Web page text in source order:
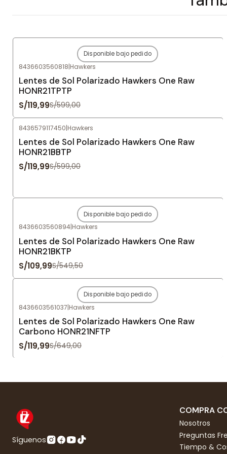
Agotado
Disponible bajo pedido
8436603560818|Hawkers
Lentes de Sol Polarizado Hawkers One Raw
HONR21TPTP
S/119,99S/599,00
8436579117450|Hawkers
Lentes de Sol Polarizado Hawkers One Raw
HONR21BBTP
S/119,99S/599,00
Agotado
Disponible bajo pedido
8436603560894|Hawkers
Lentes de Sol Polarizado Hawkers One Raw
HONR21BKTP
S/109,99S/549,50
Agotado
Disponible bajo pedido
8436603561037|Hawkers
Lentes de Sol Polarizado Hawkers One Raw
Carbono HONR21NFTP
S/119,99S/649,00
Síguenos
COMPRA
Nosotros
Preguntas
Tiempo &